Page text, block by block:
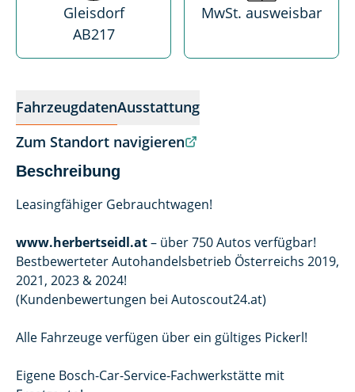
FahrzeugdatenAusstattung
Zum Standort navigieren
Beschreibung
Leasingfähiger Gebrauchtwagen!
www.herbertseidl.at– über 750 Autos verfügbar!
Bestbewerteter Autohandelsbetrieb Österreichs 2019,
2021, 2023 & 2024!
(Kundenbewertungen bei Autoscout24.at)
Alle Fahrzeuge verfügen über ein gültiges Pickerl!
Eigene Bosch-Car-Service-Fachwerkstätte mit
Gleisdorf
AB217
MwSt. ausweisbar